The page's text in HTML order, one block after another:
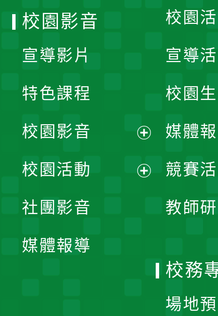
校園
宣導
校園
媒體
競賽
教師
校園影音
宣導影片
特色課程
校園影音
開
校園活動
社團影音
媒體報導
校務
場地